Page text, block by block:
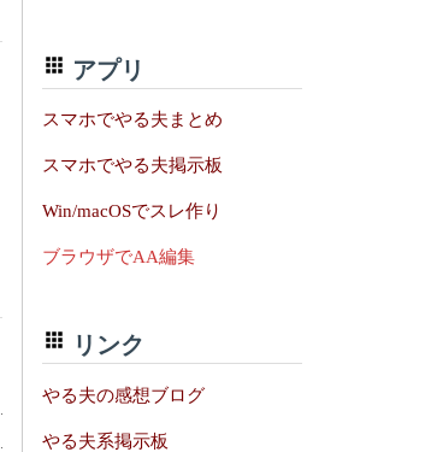
アプリ
スマホでやる夫まとめ
スマホでやる夫掲示板
Win/macOSでスレ作り
ブラウザでAA編集
リンク
やる夫の感想ブログ
やる夫系掲示板